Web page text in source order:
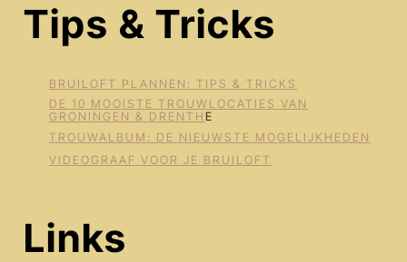
Tips & Tricks
BRUILOFT PLANNEN: TIPS & TRICKS
DE 10 MOOISTE TROUWLOCATIES VAN
GRONINGEN & DRENTH E
TROUWALBUM: DE NIEUWSTE MOGELIJKHEDEN
VIDEOGRAAF VOOR JE BRUILOFT
Links